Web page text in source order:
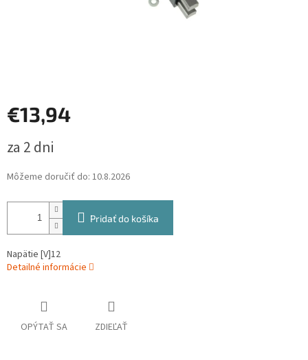
€13,94
cena:
za 2 dni
Môžeme doručiť do: 10.8.2026
Pridať do košíka
Napätie [V]12
Detailné informácie
OPÝTAŤ SA ZDIEĽAŤ